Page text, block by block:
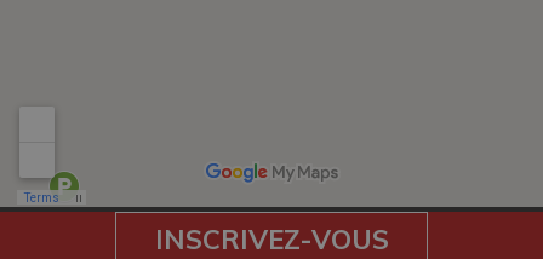
INSCRIVEZ-VOUS